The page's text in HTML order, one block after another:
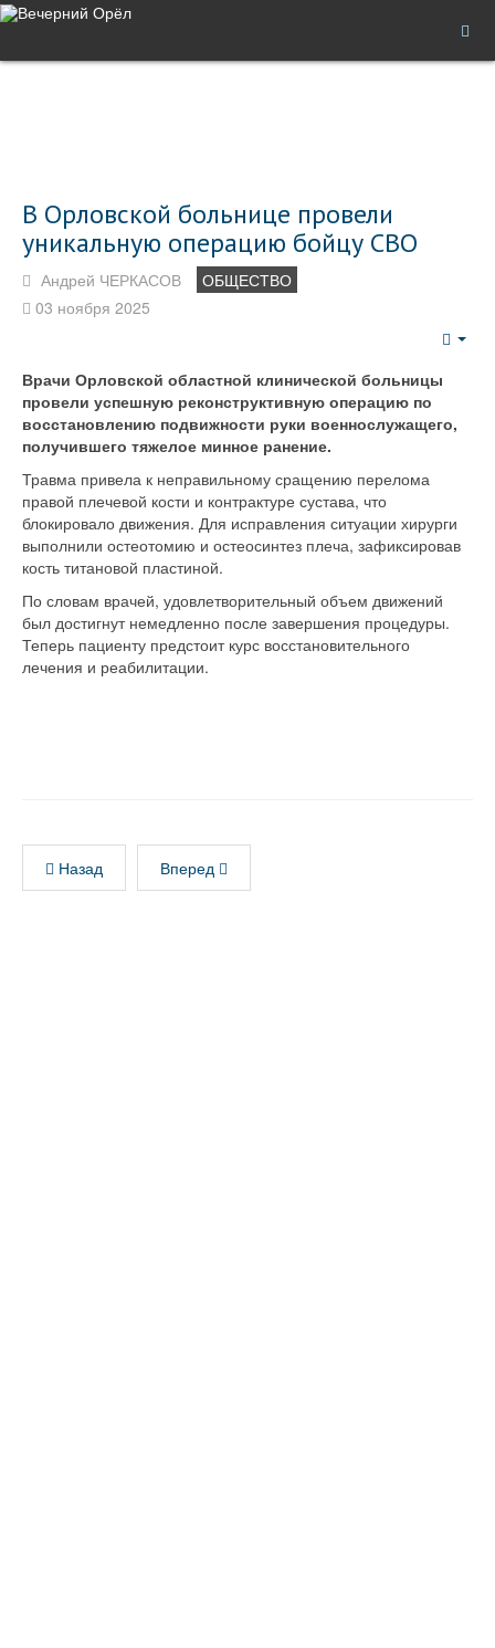
В Орловской больнице провели
уникальную операцию бойцу СВО
Андрей ЧЕРКАСОВ
ОБЩЕСТВО
03 ноября 2025
Врачи Орловской областной клинической больницы
провели успешную реконструктивную операцию по
восстановлению подвижности руки военнослужащего,
получившего тяжелое минное ранение.
Травма привела к неправильному сращению перелома
правой плечевой кости и контрактуре сустава, что
блокировало движения. Для исправления ситуации хирурги
выполнили остеотомию и остеосинтез плеча, зафиксировав
кость титановой пластиной.
По словам врачей, удовлетворительный объем движений
был достигнут немедленно после завершения процедуры.
Теперь пациенту предстоит курс восстановительного
лечения и реабилитации.
Назад Вперед